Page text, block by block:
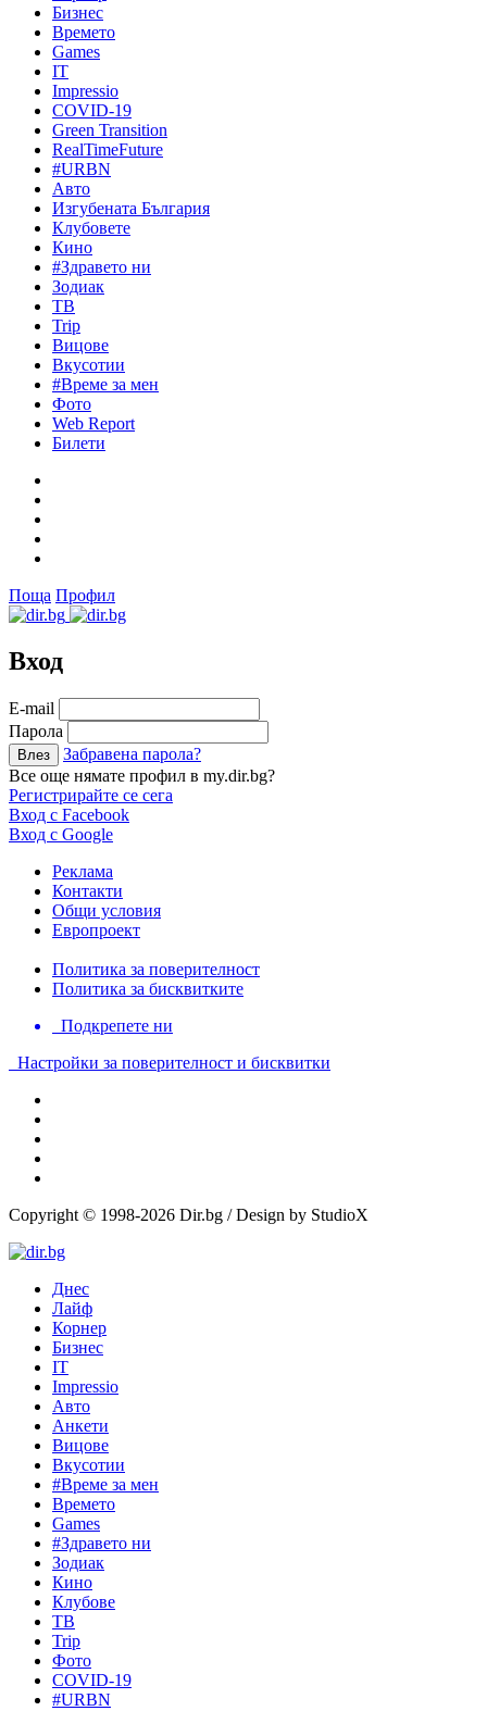
Бизнес
Времето
Games
IT
Impressio
COVID-19
Green Transition
RealTimeFuture
#URBN
Авто
Изгубената България
Клубовете
Кино
#Здравето ни
Зодиак
ТВ
Trip
Вицове
Вкусотии
#Време за мен
Фото
Web Report
Билети
Поща Профил
Вход
Е-mail
Парола
Забравена парола?
Все още нямате профил в my.dir.bg?
Регистрирайте се сега
Вход с Facebook
Вход с Google
Реклама
Контакти
Общи условия
Европроект
Политика за поверителност
Политика за бисквитките
Подкрепете ни
Настройки за поверителност и бисквитки
Copyright © 1998-2026 Dir.bg / Design by StudioX
Днес
Лайф
Корнер
Бизнес
IT
Impressio
Авто
Анкети
Вицове
Вкусотии
#Време за мен
Времето
Games
#Здравето ни
Зодиак
Кино
Клубове
ТВ
Trip
Фото
COVID-19
#URBN